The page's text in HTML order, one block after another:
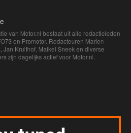
van Motor.nl bestaat uit alle redactieleden
en Promotor. Redacteuren Marien
Jan Kruithof, Maikel Sneek en diverse
zijn dagelijks actief voor Motor.nl.